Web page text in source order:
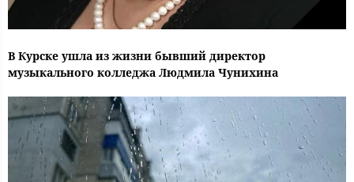
В Курске ушла из жизни бывший директор
музыкального колледжа Людмила Чунихина